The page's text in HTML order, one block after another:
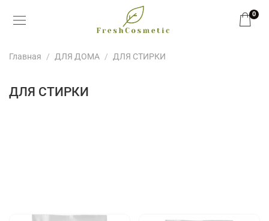
0
Главная ДЛЯ ДОМА ДЛЯ СТИРКИ
ДЛЯ СТИРКИ